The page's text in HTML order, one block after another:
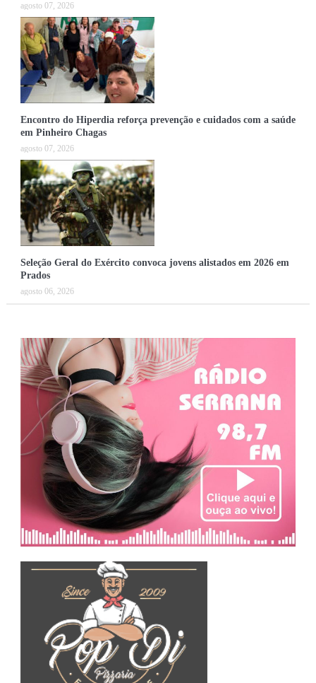
agosto 07, 2026
Encontro do Hiperdia reforça prevenção e cuidados com a saúde
em Pinheiro Chagas
agosto 07, 2026
Seleção Geral do Exército convoca jovens alistados em 2026 em
Prados
agosto 06, 2026